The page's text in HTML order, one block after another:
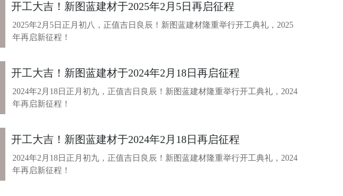
开工大吉！新图蓝建材于2025年2月5日再启征程
2025年2月5日正月初八，正值吉日良辰！新图蓝建材隆重举行开工典礼，2025
年再启新征程！
开工大吉！新图蓝建材于2024年2月18日再启征程
2024年2月18日正月初九，正值吉日良辰！新图蓝建材隆重举行开工典礼，2024
年再启新征程！
开工大吉！新图蓝建材于2024年2月18日再启征程
2024年2月18日正月初九，正值吉日良辰！新图蓝建材隆重举行开工典礼，2024
年再启新征程！